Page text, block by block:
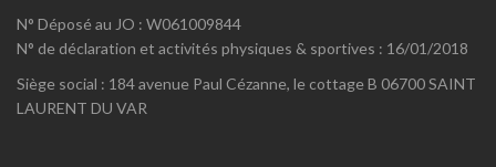
N° Déposé au JO : W061009844
N° de déclaration et activités physiques & sportives : 16/01/2018
Siège social : 184 avenue Paul Cézanne, le cottage B 06700 SAINT
LAURENT DU VAR